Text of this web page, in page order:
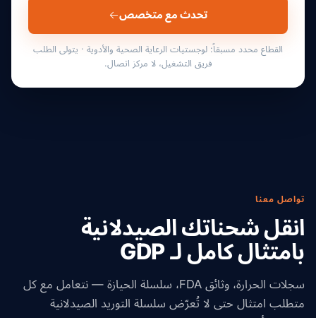
تحدث مع متخصص
القطاع محدد مسبقاً: لوجستيات الرعاية الصحية والأدوية · يتولى الطلب
فريق التشغيل، لا مركز اتصال.
تواصل معنا
انقل شحناتك الصيدلانية
بامتثال كامل لـ GDP
سجلات الحرارة، وثائق FDA، سلسلة الحيازة — نتعامل مع كل
متطلب امتثال حتى لا تُعرّض سلسلة التوريد الصيدلانية